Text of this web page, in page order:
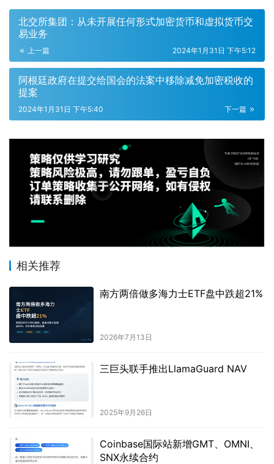
北交所集团：从未开展任何形式加密货币和虚拟货币交
易业务
上一篇 2024年1月31日 下午5:12
阿根廷政府在提交给国会的法案中移除减免加密税收的
提案
下一篇
2024年1月31日 下午5:40
相关推荐
南方两倍做多海力士ETF盘中跌超21%
2026年7月13日
三巨头联手推出LlamaGuard NAV
2025年9月26日
Coinbase国际站新增GMT、OMNI、
SNX永续合约